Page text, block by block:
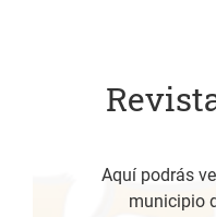
Aquí podrás
municipio